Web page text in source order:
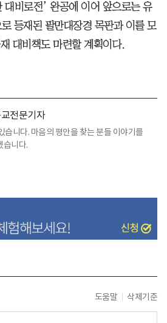
대비로전’ 완공에 이어 앞으로는 유
등재된 팔만대장경 목판과 이를 모
대비책도 마련할 계획이다.
전문기자
습니다. 마음의 평안을 찾는 분들 이야기를
습니다.
도움말 삭제기준